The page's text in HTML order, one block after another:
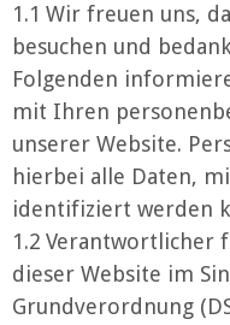
1.1 Wir freuen uns,
besuchen und
Folgenden
mit Ihren
unserer Website.
hierbei alle Daten,
identifiziert werden
1.2 Verantwortlicher
dieser Website im
Grundverordnung